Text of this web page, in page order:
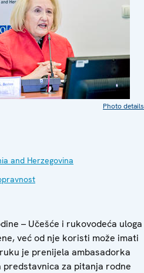
Photo details
and Herzegovina
– Učešće i rukovodeća uloga
već od nje koristi može imati
je prenijela ambasadorka
predstavnica za pitanja rodne